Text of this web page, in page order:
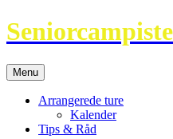
Hop
til
Menu
Arrangerede ture
Kalender
Tips & Råd